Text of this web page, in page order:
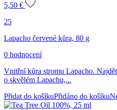
5,50 €
25
Lapacho červené kůra, 80 g
0 hodnocení
Vnitřní kůra stromu Lapacho.
o skvělém Lapachu,...
Přidat do košíkuPřidáno do košíku